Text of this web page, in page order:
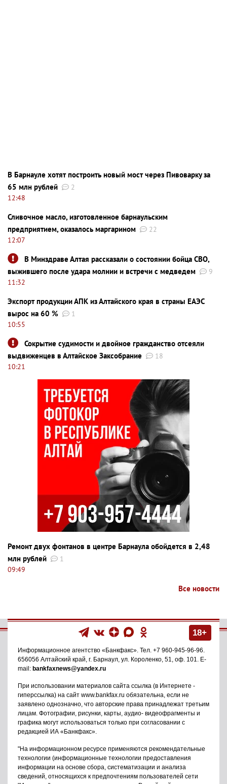
В Барнауле хотят построить новый мост через Пивоварку за
65 млн рублей
2
12:48
Сливочное масло, изготовленное барнаульским
предприятием, оказалось маргарином
22
12:07
В Минздраве Алтая рассказали о состоянии бойца СВО,
выжившего после удара молнии и встречи с медведем
9
11:32
Экспорт продукции АПК из Алтайского края в страны ЕАЭС
вырос на 60 %
1
10:55
Сокрытие судимости и двойное гражданство отсеяли
выдвиженцев в Алтайское Заксобрание
18
10:21
Ремонт двух фонтанов в центре Барнаула обойдется в 2,48
млн рублей
1
09:49
Все новости
18+
Информационное агентство «Банкфакс» . Тел. +7 960-945-96-96
656056 Алтайский край, г. Барнаул ул. Короленко, 51, оф. 101
. E-
mail: bankfaxnews@yandex.ru
При использовании материалов сайта ссылка (в Интернете -
гиперссылка) на сайт www.bankfax.ru обязательна, если не
заявлено однозначно, что авторские права принадлежат третьим
лицам. Фотографии, рисунки, карты, аудио- видеофрагменты и
графика могут использоваться только при согласовании с
редакцией ИА «Банкфакс».
"На информационном ресурсе применяются рекомендательные
технологии (информационные технологии предоставления
информации на основе сбора, систематизации и анализа
сведений, относящихся к предпочтениям пользователей сети